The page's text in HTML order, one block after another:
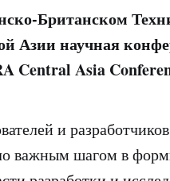
Британском
Азии научная
Central Asia
и
важным шагом в